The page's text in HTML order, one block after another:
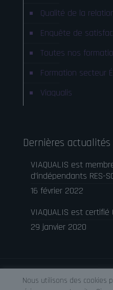
Qualité de la
Enquête de
Toutes nos
Formation secteur
Viaqualis
Dernières actualités
VIAQUALIS est
d’indépendants RES-
16 février 2022
VIAQUALIS est certifié
29 janvier 2020
© Viaqualis • Mentions
Nous utilisons des cookies